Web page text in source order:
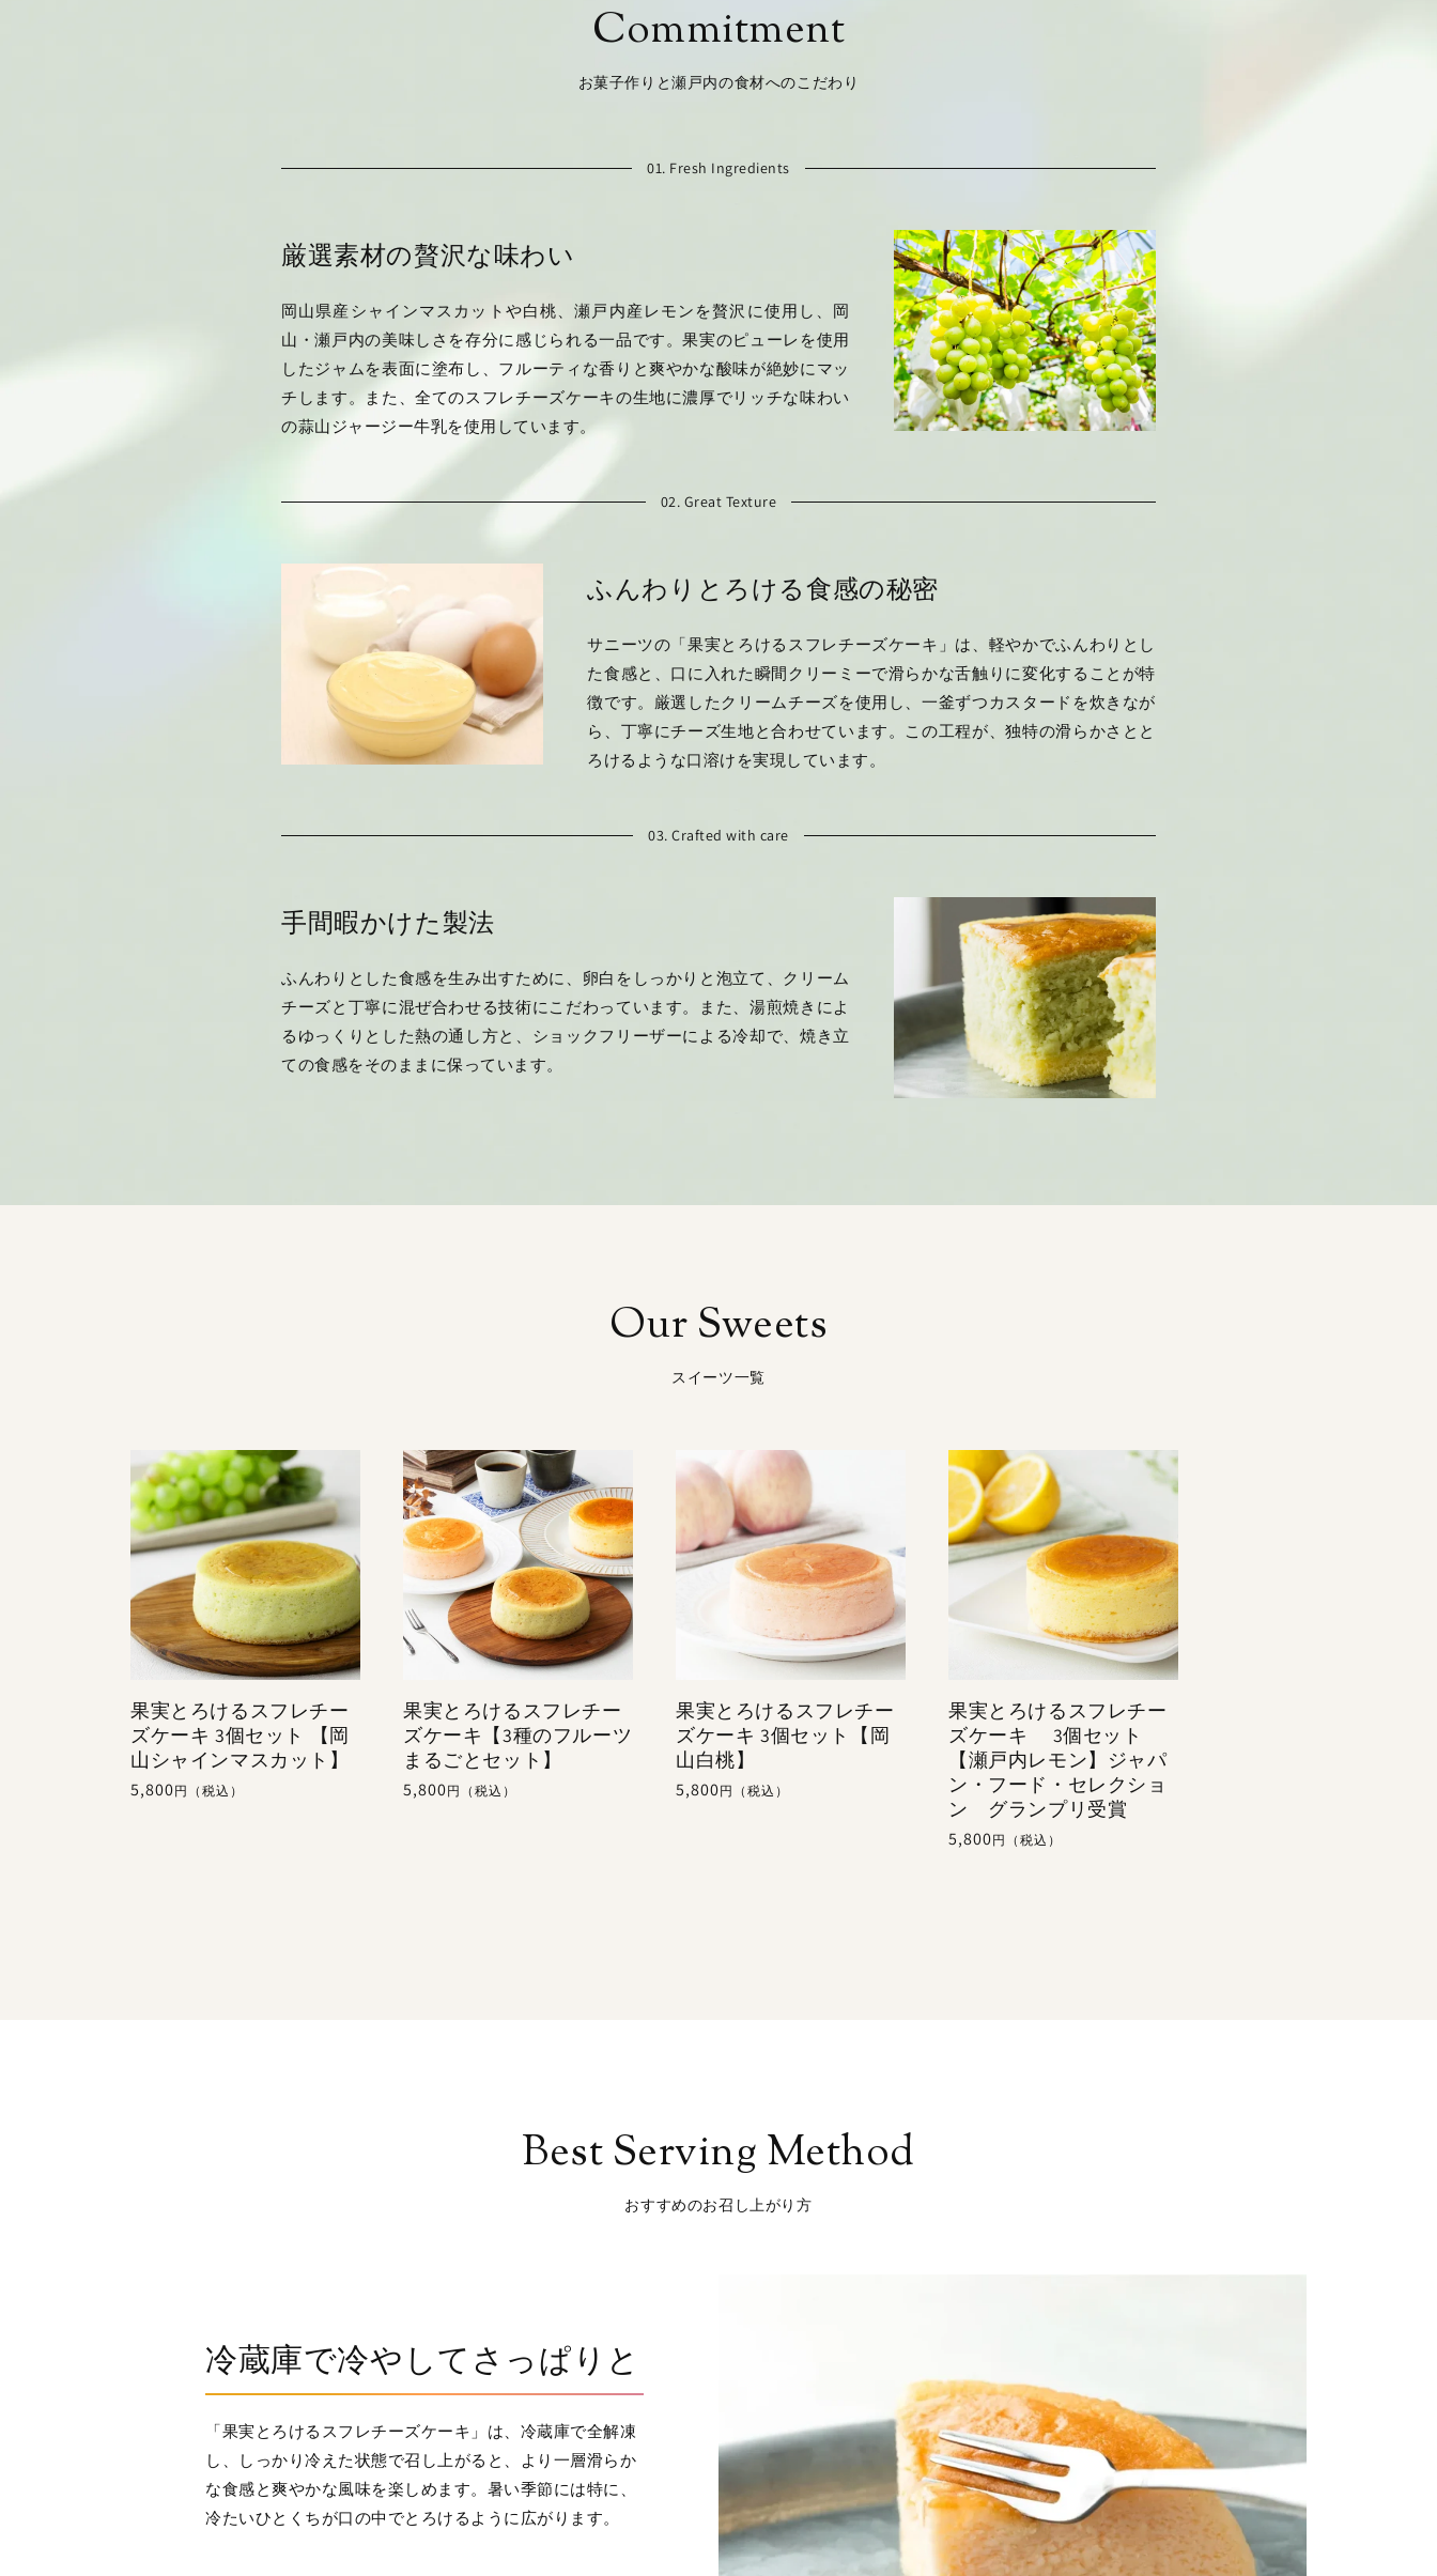
Commitment
お菓子作りと瀬戸内の食材へのこだわり
01. Fresh Ingredients
厳選素材の贅沢な味わい
岡山県産シャインマスカットや白桃、瀬戸内産レモンを贅沢に使用し、岡
山・瀬戸内の美味しさを存分に感じられる一品です。果実のピューレを使用
したジャムを表面に塗布し、フルーティな香りと爽やかな酸味が絶妙にマッ
チします。また、全てのスフレチーズケーキの生地に濃厚でリッチな味わい
の蒜山ジャージー牛乳を使用しています。
02. Great Texture
ふんわりとろける食感の秘密
サニーツの「果実とろけるスフレチーズケーキ」は、軽やかでふんわりとし
た食感と、口に入れた瞬間クリーミーで滑らかな舌触りに変化することが特
徴です。厳選したクリームチーズを使用し、一釜ずつカスタードを炊きなが
ら、丁寧にチーズ生地と合わせています。この工程が、独特の滑らかさとと
ろけるような口溶けを実現しています。
03. Crafted with care
手間暇かけた製法
ふんわりとした食感を生み出すために、卵白をしっかりと泡立て、クリーム
チーズと丁寧に混ぜ合わせる技術にこだわっています。また、湯煎焼きによ
るゆっくりとした熱の通し方と、ショックフリーザーによる冷却で、焼き立
ての食感をそのままに保っています。
Our Sweets
スイーツ一覧
果実とろけるスフレチー
ズケーキ 3個セット 【岡
山シャインマスカット】
通
5,800円（税込）
果実とろけるスフレチー
ズケーキ【3種のフルーツ
まるごとセット】
通
5,800円（税込）
果実とろけるスフレチー
ズケーキ 3個セット【岡
山白桃】
通
5,800円（税込）
果実とろけるスフレチー
ズケーキ 3個セット
【瀬戸内レモン】ジャパ
ン・フード・セレクショ
ン グランプリ受賞
通
5,800円（税込）
Best Serving Method
おすすめのお召し上がり方
冷蔵庫で冷やしてさっぱりと
「果実とろけるスフレチーズケーキ」は、冷蔵庫で全解凍
し、しっかり冷えた状態で召し上がると、より一層滑らか
な食感と爽やかな風味を楽しめます。暑い季節には特に、
冷たいひとくちが口の中でとろけるように広がります。